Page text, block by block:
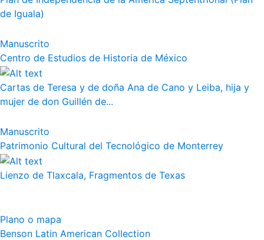
de Iguala)
Manuscrito
Centro de Estudios de Historia de México
Cartas de Teresa y de doña Ana de Cano y Leiba, hija y
mujer de don Guillén de...
Manuscrito
Patrimonio Cultural del Tecnológico de Monterrey
Lienzo de Tlaxcala, Fragmentos de Texas
Plano o mapa
Benson Latin American Collection